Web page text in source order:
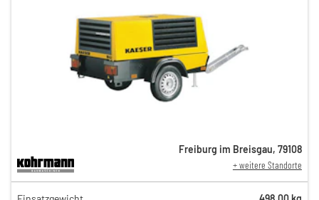
61,00 €
Freiburg im Breisgau, 79108
+ weitere Standorte